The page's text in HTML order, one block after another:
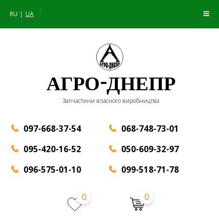
RU UA |
АГРО-ДНЕПР
Запчастини власного виробництва
097-668-37-54
095-420-16-52
096-575-01-10
068-748-73-01
050-609-32-97
099-518-71-78
0 0